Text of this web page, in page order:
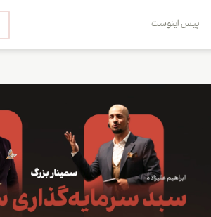
بِیس اینوست